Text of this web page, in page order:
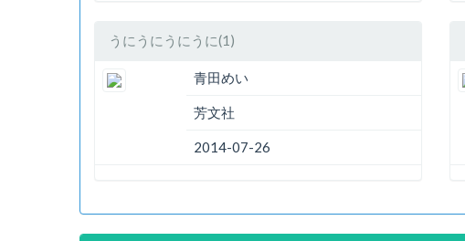
うにうにうにうに(1)
青田めい
芳文社
2014-07-26